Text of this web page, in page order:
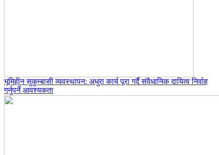
भूमिहीन सुकुम्बासी व्यवस्थापन: अधुरा कार्य पूरा गर्दै संवैधानिक दायित्व निर्वाह
गर्नुपर्ने आवश्यकता